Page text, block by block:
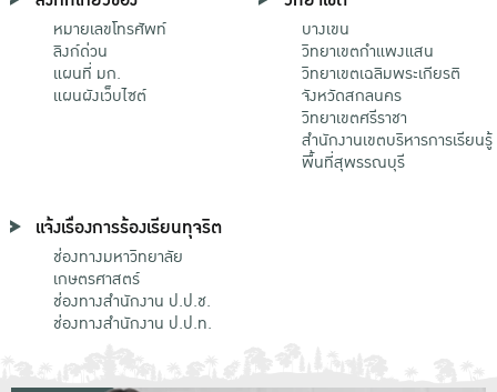
หมายเลขโทรศัพท์
ลิงก์ด่วน
แผนที่ มก.
แผนผังเว็บไซต์
บางเขน
วิทยาเขตกําแพงแสน
วิทยาเขตเฉลิมพระเกียรติ
จังหวัดสกลนคร
วิทยาเขตศรีราชา
สำนักงานเขตบริหารการเรียนรู้
พื้นที่สุพรรณบุรี
แจ้งเรื่องการร้องเรียนทุจริต
ช่องทางมหาวิทยาลัย
เกษตรศาสตร์
ช่องทางสำนักงาน ป.ป.ช.
ช่องทางสำนักงาน ป.ป.ท.